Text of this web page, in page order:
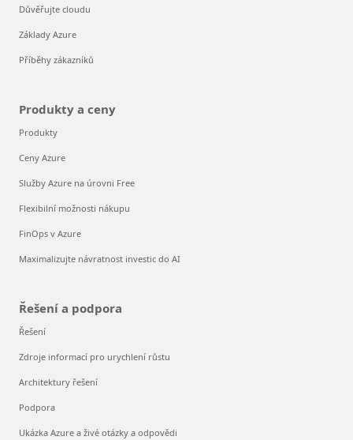
Důvěřujte cloudu
Základy Azure
Příběhy zákazníků
Produkty a ceny
Produkty
Ceny Azure
Služby Azure na úrovni Free
Flexibilní možnosti nákupu
FinOps v Azure
Maximalizujte návratnost investic do AI
Řešení a podpora
Řešení
Zdroje informací pro urychlení růstu
Architektury řešení
Podpora
Ukázka Azure a živé otázky a odpovědi